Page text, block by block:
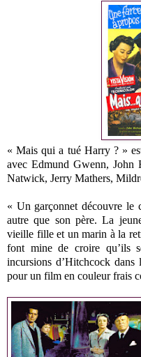
« Mais qui a tué Harry ? »
avec Edmund Gwenn, John
Natwick, Jerry Mathers,
« Un garçonnet découvre le
autre que son père. La
vieille fille et un marin à la
font mine de croire qu’ils
incursions d’Hitchcock
pour un film en couleur frais